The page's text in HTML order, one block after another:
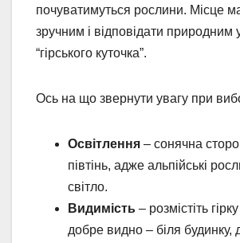
почуватимуться рослини. Місце
зручним і відповідати природним
“гірського куточка”.
Ось на що звернути увагу при
Освітлення – сонячна
півтінь, адже альпійські
світло.
Видимість – розмістіть
добре видно – біля будинку,